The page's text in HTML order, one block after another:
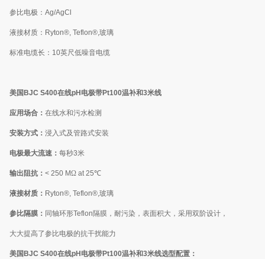
参比电极： Ag/AgCl
液接材质： Ryton®, Teflon®,玻璃
标准电缆长： 10英尺低噪音电缆
美国 BJC S400在线pH 电极带Pt100温补和3米线
应用场合： 在线水和污水检测
安装方式： 浸入式及管路式安装
电极最大流速： 每秒3米
输出阻抗： < 250 MΩat 25℃
液接材质： Ryton®, Teflon®,玻璃
参比隔膜： 同轴环形Teflon隔膜，耐污染，表面积大，采用双阶设计，
大大提高了参比电极的抗干扰能力
美国 BJC S400在线pH 电极带Pt100温补和3米线选型配置：